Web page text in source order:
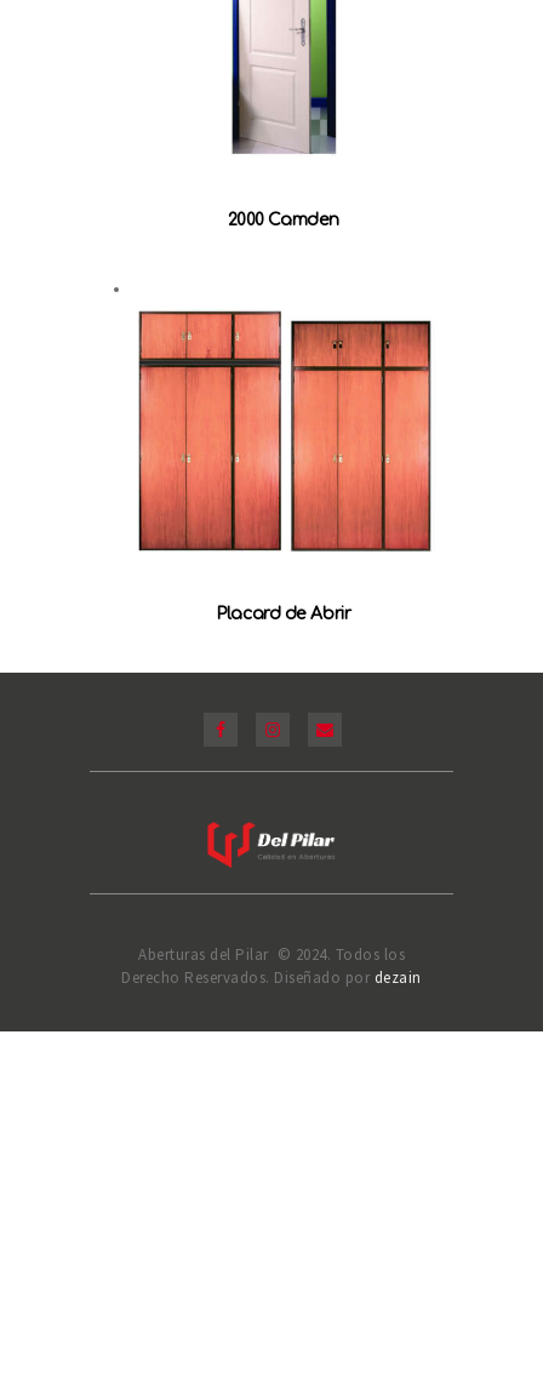
2000 Camden
Placard de Abrir
Aberturas del Pilar © 2024. Todos los
Derecho Reservados. Diseñado por dezain